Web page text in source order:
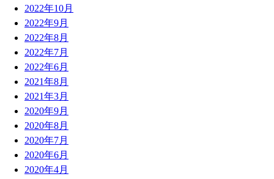
2022年10月
2022年9月
2022年8月
2022年7月
2022年6月
2021年8月
2021年3月
2020年9月
2020年8月
2020年7月
2020年6月
2020年4月